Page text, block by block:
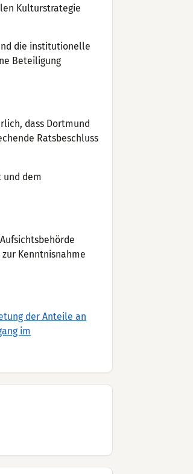
Kulturstrategie
die institutionelle
Beteiligung
dass Dortmund
Ratsbeschluss
und dem
Kenntnisnahme
der Anteile an
im